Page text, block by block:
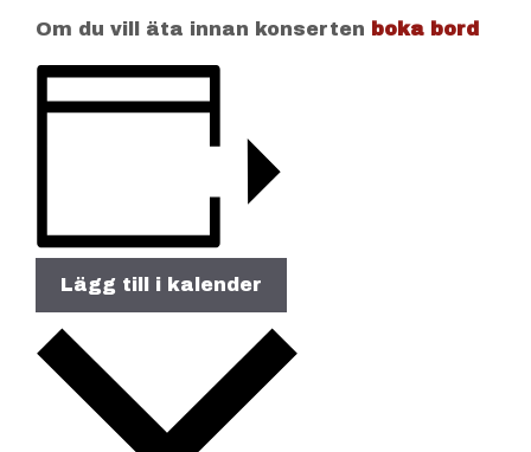
Om du vill äta innan konserten boka bord
Lägg till i kalender